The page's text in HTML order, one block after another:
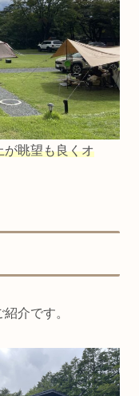
が眺望も良くオ
介です。